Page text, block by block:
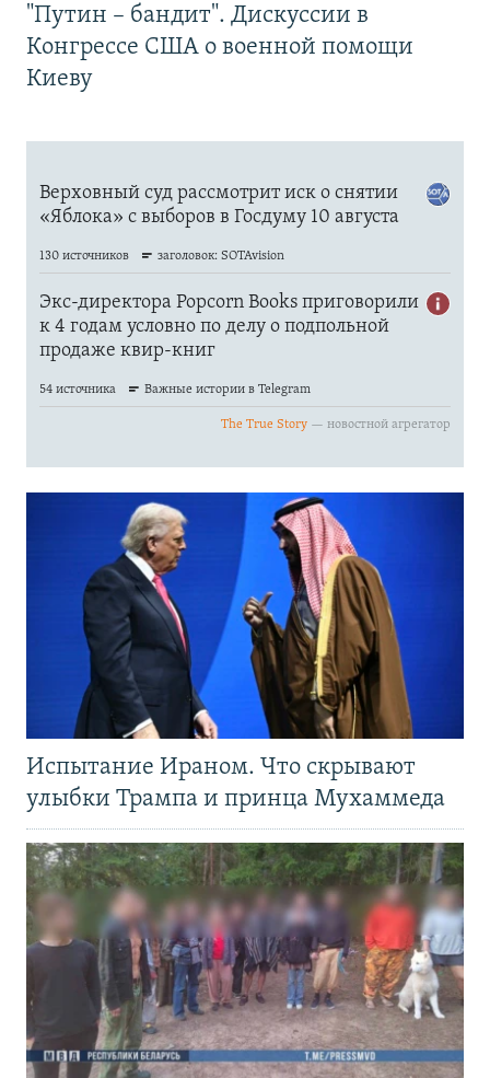
"Путин – бандит". Дискуссии в
Конгрессе США о военной помощи
Киеву
Испытание Ираном. Что скрывают
улыбки Трампа и принца Мухаммеда